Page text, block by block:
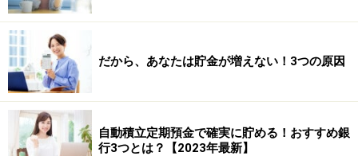
だから、あなたは貯金が増えない！3つの原因
自動積立定期預金で確実に貯める！おすすめ銀
行3つとは？【2023年最新】